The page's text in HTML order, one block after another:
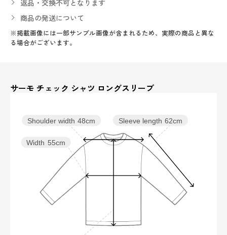
返品・交換不可となります
商品の発送について
※掲載画像には一部サンプル画像が含まれるため、実際の商品と異な
る場合がございます。
サーモ チェック シャツ ロングスリーブ
Sleeve length 62cm
Width 55cm
Shoulder width 48cm